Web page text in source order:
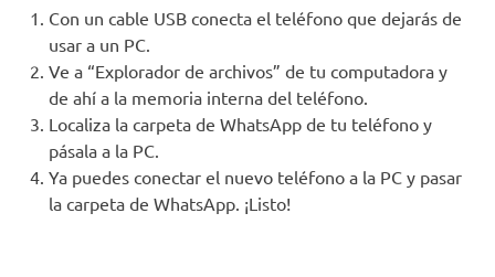
Con un cable USB conecta el teléfono que dejarás de
usar a un PC.
Ve a “Explorador de archivos” de tu computadora y
de ahí a la memoria interna del teléfono.
Localiza la carpeta de WhatsApp de tu teléfono y
pásala a la PC.
Ya puedes conectar el nuevo teléfono a la PC y pasar
la carpeta de WhatsApp. ¡Listo!